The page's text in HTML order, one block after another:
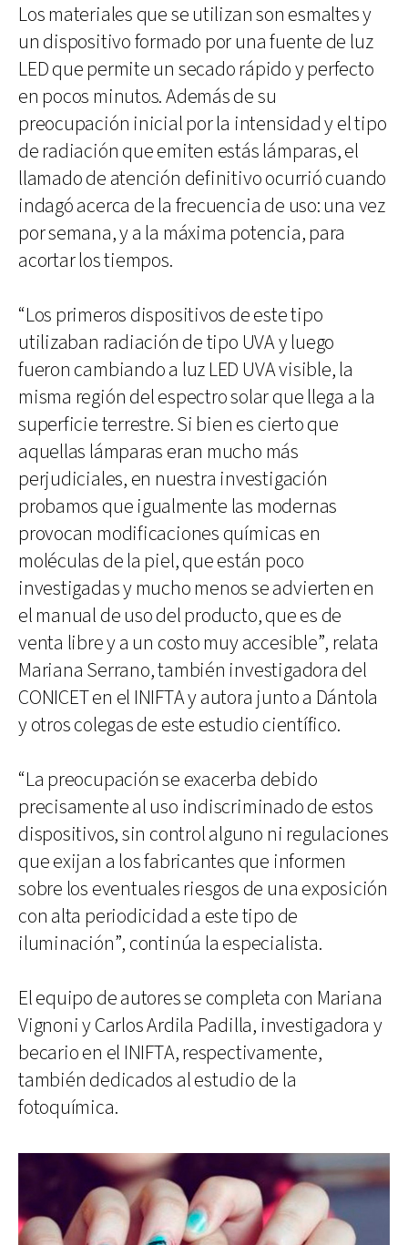
Los materiales que se utilizan son esmaltes y
un dispositivo formado por una fuente de luz
LED que permite un secado rápido y perfecto
en pocos minutos. Además de su
preocupación inicial por la intensidad y el tipo
de radiación que emiten estás lámparas, el
llamado de atención definitivo ocurrió cuando
indagó acerca de la frecuencia de uso: una vez
por semana, y a la máxima potencia, para
acortar los tiempos.
“Los primeros dispositivos de este tipo
utilizaban radiación de tipo UVA y luego
fueron cambiando a luz LED UVA visible, la
misma región del espectro solar que llega a la
superficie terrestre. Si bien es cierto que
aquellas lámparas eran mucho más
perjudiciales, en nuestra investigación
probamos que igualmente las modernas
provocan modificaciones químicas en
moléculas de la piel, que están poco
investigadas y mucho menos se advierten en
el manual de uso del producto, que es de
venta libre y a un costo muy accesible”, relata
Mariana Serrano, también investigadora del
CONICET en el INIFTA y autora junto a Dántola
y otros colegas de este estudio científico.
“La preocupación se exacerba debido
precisamente al uso indiscriminado de estos
dispositivos, sin control alguno ni regulaciones
que exijan a los fabricantes que informen
sobre los eventuales riesgos de una exposición
con alta periodicidad a este tipo de
iluminación”, continúa la especialista.
El equipo de autores se completa con Mariana
Vignoni y Carlos Ardila Padilla, investigadora y
becario en el INIFTA, respectivamente,
también dedicados al estudio de la
fotoquímica.